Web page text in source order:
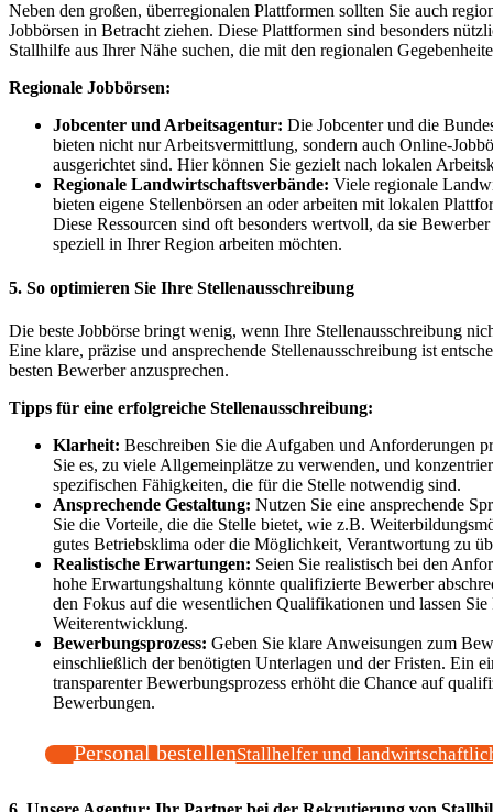
Neben den großen, überregionalen Plattformen sollten Sie auch
Jobbörsen in Betracht ziehen. Diese Plattformen sind besonders
Stallhilfe aus Ihrer Nähe suchen, die mit den regionalen
Regionale Jobbörsen:
Jobcenter und Arbeitsagentur: Die Jobcenter und die
bieten nicht nur Arbeitsvermittlung, sondern auch Online-
ausgerichtet sind. Hier können Sie gezielt nach lokalen
Regionale Landwirtschaftsverbände: Viele regionale
bieten eigene Stellenbörsen an oder arbeiten mit lokalen
Diese Ressourcen sind oft besonders wertvoll, da sie Bewerber
speziell in Ihrer Region arbeiten möchten.
5. So optimieren Sie Ihre Stellenausschreibung
Die beste Jobbörse bringt wenig, wenn Ihre Stellenausschreibung
Eine klare, präzise und ansprechende Stellenausschreibung ist
besten Bewerber anzusprechen.
Tipps für eine erfolgreiche Stellenausschreibung:
Klarheit: Beschreiben Sie die Aufgaben und Anforderungen
Sie es, zu viele Allgemeinplätze zu verwenden, und
spezifischen Fähigkeiten, die für die Stelle notwendig sind.
Ansprechende Gestaltung: Nutzen Sie eine ansprechende
Sie die Vorteile, die die Stelle bietet, wie z.B.
gutes Betriebsklima oder die Möglichkeit, Verantwortung zu
Realistische Erwartungen: Seien Sie realistisch bei den
hohe Erwartungshaltung könnte qualifizierte Bewerber
den Fokus auf die wesentlichen Qualifikationen und lassen
Weiterentwicklung.
Bewerbungsprozess: Geben Sie klare Anweisungen zum
einschließlich der benötigten Unterlagen und der Fristen. Ein
transparenter Bewerbungsprozess erhöht die Chance auf
Bewerbungen.
Personal bestellenStallhelfer und